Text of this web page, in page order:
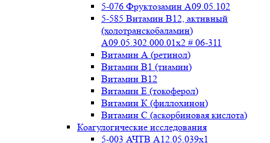
5-076 Фруктозамин A09.05.102
5-585 Витамин B12, активный
(холотранскобаламин)
A09.05.302.000.01x2 # 06-311
Витамин А (ретинол)
Витамин В1 (тиамин)
Витамин В12
Витамин Е (токоферол)
Витамин К (филлохинон)
Витамин С (аскорбиновая кислота)
Коагулогические исследования
5-003 АЧТВ А12.05.039x1